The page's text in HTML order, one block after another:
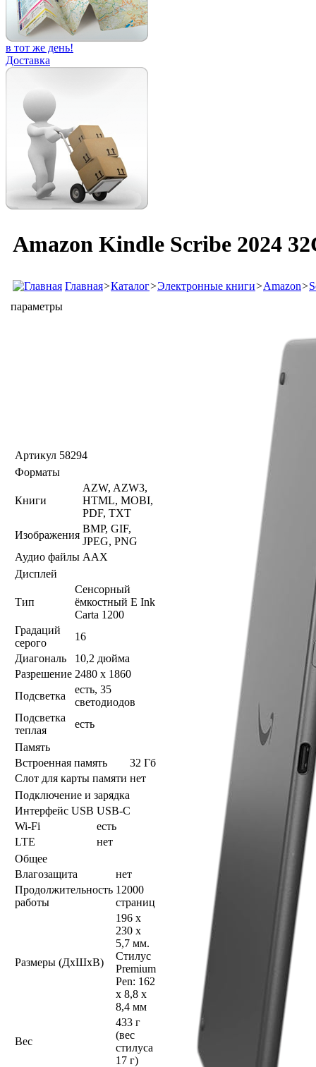
в тот же день!
Доставка
Amazon Kindle Scribe 2024
Главная>Каталог>Электронные книги>Amazon>
параметры
Артикул 58294
Форматы
Книги
AZW, AZW3,
HTML, MOBI,
PDF, TXT
Изображения
BMP, GIF,
JPEG, PNG
Аудио файлы AAX
Дисплей
Тип
Сенсорный
ёмкостный E Ink
Carta 1200
Градаций
серого
16
Диагональ
10,2 дюйма
Разрешение 2480 x 1860
Подсветка
есть, 35
светодиодов
Подсветка
теплая
есть
Память
Встроенная память
32 Гб
Слот для карты памяти нет
Подключение и зарядка
Интерфейс USB USB-C
Wi-Fi
есть
LTE
нет
Общее
Влагозащита
нет
Продолжительность
работы
12000
страниц
Размеры (ДхШхВ)
196 x
230 x
5,7 мм.
Стилус
Premium
Pen: 162
x 8,8 x
8,4 мм
Вес
433 г
(вес
стилуса
17 г)